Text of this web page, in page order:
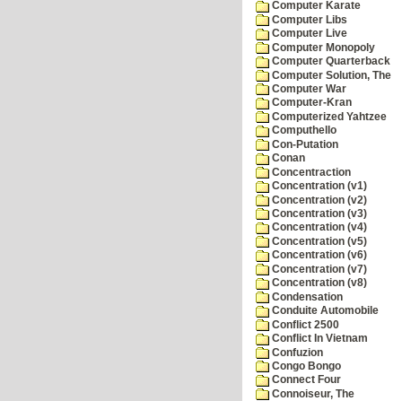
Computer Karate
Computer Libs
Computer Live
Computer Monopoly
Computer Quarterback
Computer Solution, The
Computer War
Computer-Kran
Computerized Yahtzee
Computhello
Con-Putation
Conan
Concentraction
Concentration (v1)
Concentration (v2)
Concentration (v3)
Concentration (v4)
Concentration (v5)
Concentration (v6)
Concentration (v7)
Concentration (v8)
Condensation
Conduite Automobile
Conflict 2500
Conflict In Vietnam
Confuzion
Congo Bongo
Connect Four
Connoiseur, The